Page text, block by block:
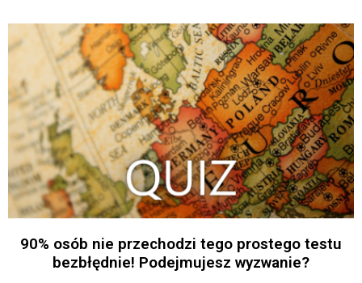
90% osób nie przechodzi tego prostego testu
bezbłędnie! Podejmujesz wyzwanie?